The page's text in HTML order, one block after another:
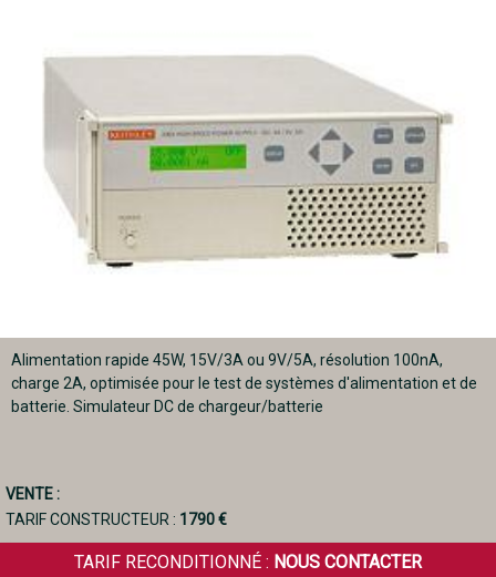
Alimentation rapide 45W, 15V/3A ou 9V/5A, résolution 100nA,
charge 2A, optimisée pour le test de systèmes d'alimentation et de
batterie. Simulateur DC de chargeur/batterie
VENTE :
TARIF CONSTRUCTEUR : 1790 €
TARIF RECONDITIONNÉ : NOUS CONTACTER